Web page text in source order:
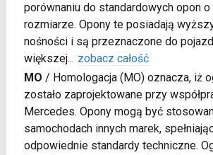
porównaniu do standardowych opon
rozmiarze. Opony te posiadają
nośności i są przeznaczone do
większej... zobacz całość
MO / Homologacja (MO) oznacza, iż
zostało zaprojektowane przy
Mercedes. Opony mogą być
samochodach innych marek,
odpowiednie standardy techniczne.